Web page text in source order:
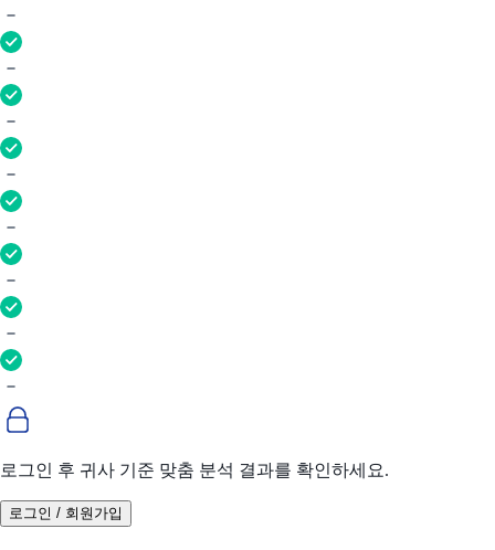
로그인 후 귀사 기준 맞춤 분석 결과를 확인하세요.
로그인 / 회원가입